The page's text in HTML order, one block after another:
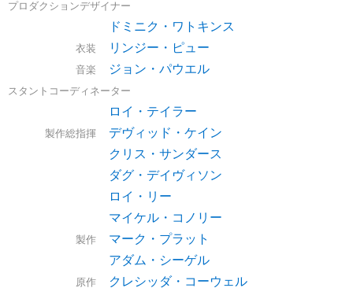
プロダクションデザイナー
ドミニク・ワトキンス
衣装 リンジー・ピュー
音楽 ジョン・パウエル
スタントコーディネーター
ロイ・テイラー
製作総指揮
デヴィッド・ケイン
クリス・サンダース
ダグ・デイヴィソン
ロイ・リー
マイケル・コノリー
製作
マーク・プラット
アダム・シーゲル
原作 クレシッダ・コーウェル